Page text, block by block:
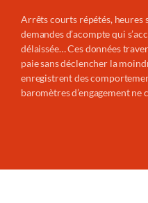
Arrêts courts répétés, heures
demandes d’acompte qui
délaissée… Ces données
paie sans déclencher la
enregistrent des
baromètres d’engagement